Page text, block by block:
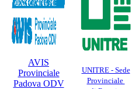
AVIS
Provinciale
Padova ODV
UNITRE - Sede
Provinciale